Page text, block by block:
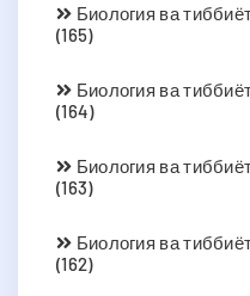
Биология ва
(165)
Биология ва
(164)
Биология ва
(163)
Биология ва
(162)